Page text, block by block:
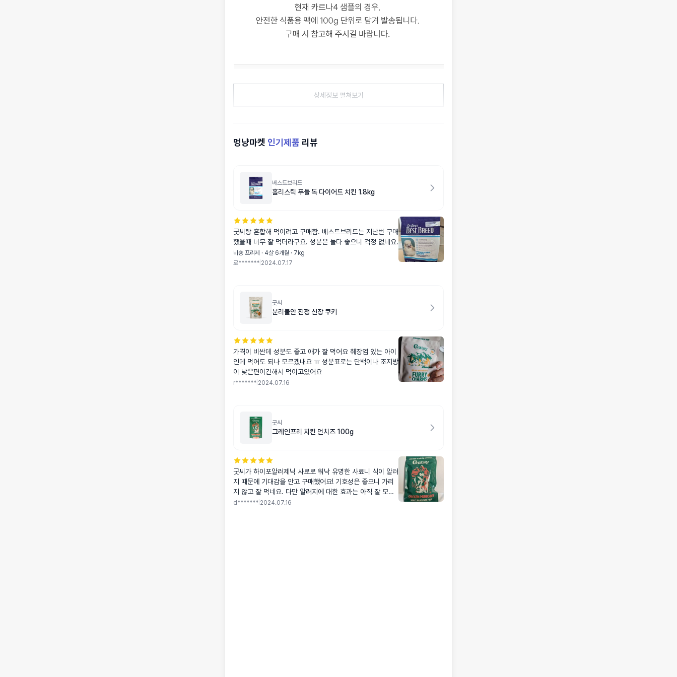
상세정보 펼쳐보기
멍냥마켓 인기제품 리뷰
베스트브리드
홀리스틱 푸들 독 다이어트 치킨 1.8kg
굿씨랑 혼합해 먹이려고 구매함. 베스트브리드는 지난번 구매
했을때 너무 잘 먹더라구요. 성분은 둘다 좋으니 걱정 없네요.
비숑 프리제 · 4살 6개월 · 7kg
로******* 2024.07.17
굿씨
분리불안 진정 신장 쿠키
가격이 비싼데 성분도 좋고 애가 잘 먹어요 췌장염 있는 아이
인데 먹어도 되나 모르겠내요 ㅠ 성분표로는 단백이나 조지방
이 낮은편이긴해서 먹이고있어요
r******* 2024.07.16
굿씨
그레인프리 치킨 먼치즈 100g
굿씨가 하이포알러제닉 사료로 워낙 유명한 사료니 식이 알러
지 때문에 기대감을 안고 구매했어요! 기호성은 좋으니 가리
지 않고 잘 먹네요. 다만 알러지에 대한 효과는 아직 잘 모르
겠어요ㅠ
d******* 2024.07.16